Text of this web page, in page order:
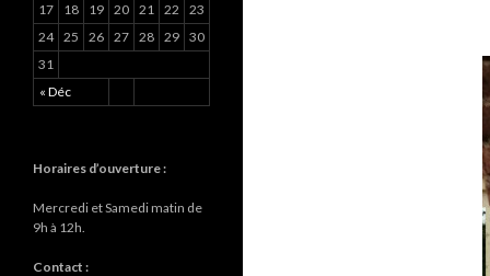
« Déc
17
18 19 20 21 22
23
24 25 26 27 28 29 30
31
Horaires d’ouverture :
Mercredi et Samedi matin de
9h à 12h.
Contact :